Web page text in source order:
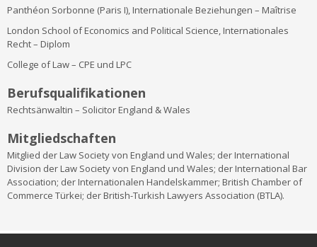
Panthéon Sorbonne (Paris I), Internationale Beziehungen – Maîtrise
London School of Economics and Political Science, Internationales
Recht – Diplom
College of Law – CPE und LPC
Berufsqualifikationen
Rechtsänwaltin – Solicitor England & Wales
Mitgliedschaften
Mitglied der Law Society von England und Wales; der International
Division der Law Society von England und Wales; der International Bar
Association; der Internationalen Handelskammer; British Chamber of
Commerce Türkei; der British-Turkish Lawyers Association (BTLA).